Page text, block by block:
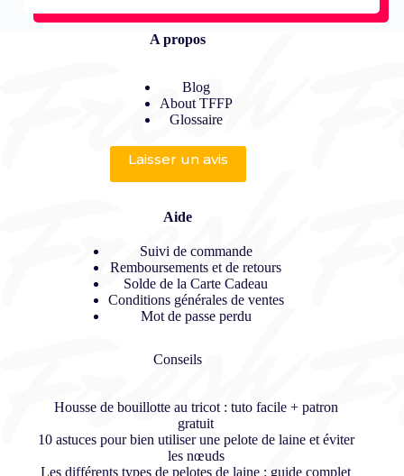
A propos
Blog
About TFFP
Glossaire
Laisser un avis
Aide
Suivi de commande
Remboursements et de retours
Solde de la Carte Cadeau
Conditions générales de ventes
Mot de passe perdu
Conseils
Housse de bouillotte au tricot : tuto facile + patron
gratuit
10 astuces pour bien utiliser une pelote de laine et éviter
les nœuds
Les différents types de pelotes de laine : guide complet